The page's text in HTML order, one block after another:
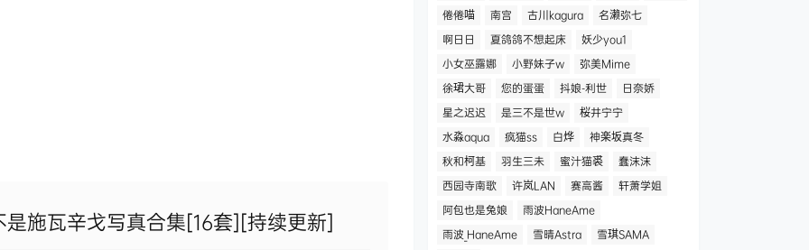
是施瓦辛戈写真合集[16套][持续更新]
倦倦喵
南宫 古川kagura
名濑弥七
啊日日
夏鸽鸽不想起床
妖少you1
小女巫露娜
小野妹子w
弥美Mime
徐珺大哥
您的蛋蛋 抖娘-利世
日奈娇
星之迟迟
是三不是世w
桜井宁宁
水淼aqua
疯猫ss 白烨
神楽坂真冬
秋和柯基
羽生三未 蜜汁猫裘
蠢沫沫
西园寺南歌
许岚LAN 赛高酱
轩萧学姐
阿包也是兔娘
雨波HaneAme
雨波_HaneAme
雪晴Astra
雪琪SAMA